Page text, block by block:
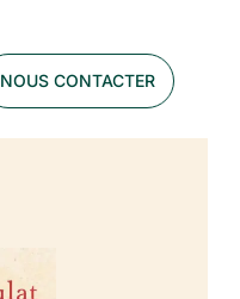
NOUS CONTACTER